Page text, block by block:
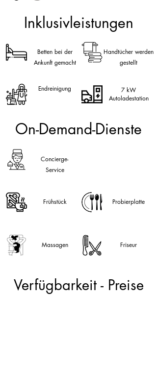
Inklusivleistungen
Betten bei der
Ankunft gemacht
Handtücher werden
gestellt
Endreinigung
7 kW
Autoladestation
On-Demand-Dienste
Concierge-
Service
Frühstück Probierplatte
Massagen Friseur
Verfügbarkeit - Preise